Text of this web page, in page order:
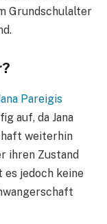
Grundschulalter
Pareigis
auf, da Jana
weiterhin
ihren Zustand
jedoch keine